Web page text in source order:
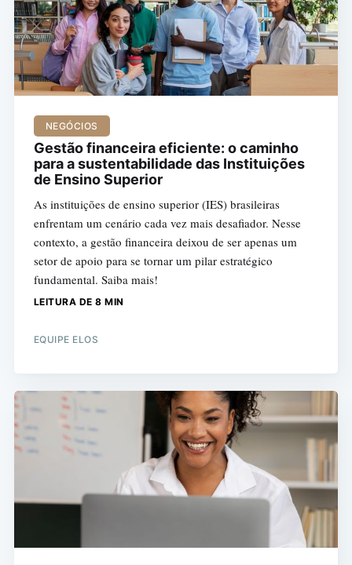
NEGÓCIOS
Gestão financeira eficiente: o caminho
para a sustentabilidade das Instituições
de Ensino Superior
As instituições de ensino superior (IES) brasileiras
enfrentam um cenário cada vez mais desafiador. Nesse
contexto, a gestão financeira deixou de ser apenas um
setor de apoio para se tornar um pilar estratégico
fundamental. Saiba mais!
LEITURA DE 8 MIN
EQUIPE ELOS